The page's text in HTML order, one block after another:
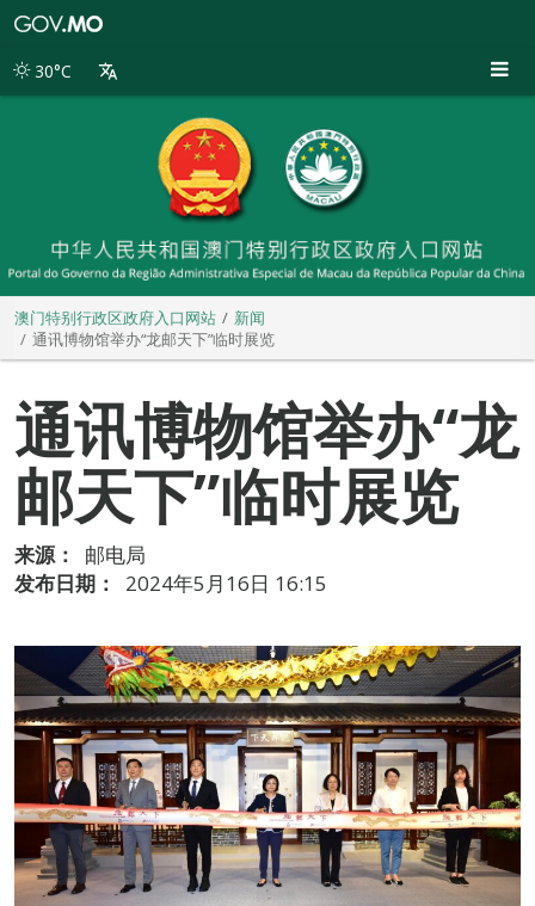
别
30°C
澳门特别行政区政府入口网站
新闻
通讯博物馆举办“龙邮天下”临时展览
通讯博物馆举办“龙
邮天下”临时展览
来源：
邮电局
发布日期：
2024年5月16日 16:15